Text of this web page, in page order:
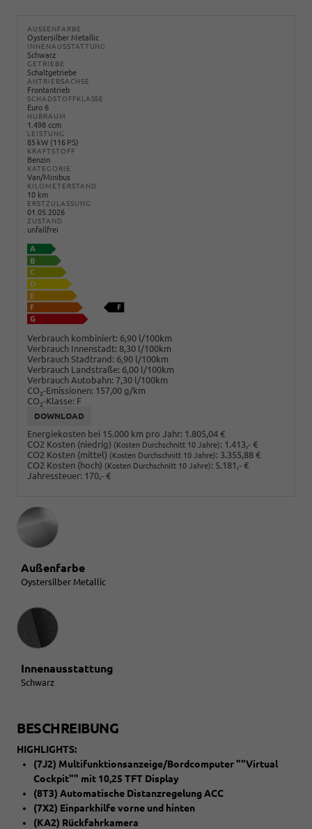
AUSSENFARBE
Oystersilber Metallic
INNENAUSSTATTUNG
Schwarz
GETRIEBE
Schaltgetriebe
ANTRIEBSACHSE
Frontantrieb
SCHADSTOFFKLASSE
Euro 6
HUBRAUM
1.498 ccm
LEISTUNG
85 kW (116 PS)
KRAFTSTOFF
Benzin
KATEGORIE
Van/Minibus
KILOMETERSTAND
10 km
ERSTZULASSUNG
01.05.2026
ZUSTAND
unfallfrei
Verbrauch kombiniert: 6,90 l/100km
Verbrauch Innenstadt: 8,30 l/100km
Verbrauch Stadtrand: 6,90 l/100km
Verbrauch Landstraße: 6,00 l/100km
Verbrauch Autobahn: 7,30 l/100km
CO2-Emissionen: 157,00 g/km
CO2-Klasse: F
DOWNLOAD
Energiekosten bei 15.000 km pro Jahr: 1.805,04 €
CO2 Kosten (niedrig) (Kosten Durchschnitt 10 Jahre): 1.413,- €
CO2 Kosten (mittel) (Kosten Durchschnitt 10 Jahre): 3.355,88 €
CO2 Kosten (hoch) (Kosten Durchschnitt 10 Jahre): 5.181,- €
Jahressteuer: 170,- €
Außenfarbe
Oystersilber Metallic
Innenausstattung
Innenausstattung
Schwarz
BESCHREIBUNG
HIGHLIGHTS:
(7J2) Multifunktionsanzeige/Bordcomputer ""Virtual
Cockpit"" mit 10,25 TFT Display
(8T3) Automatische Distanzregelung ACC
(7X2) Einparkhilfe vorne und hinten
(KA2) Rückfahrkamera